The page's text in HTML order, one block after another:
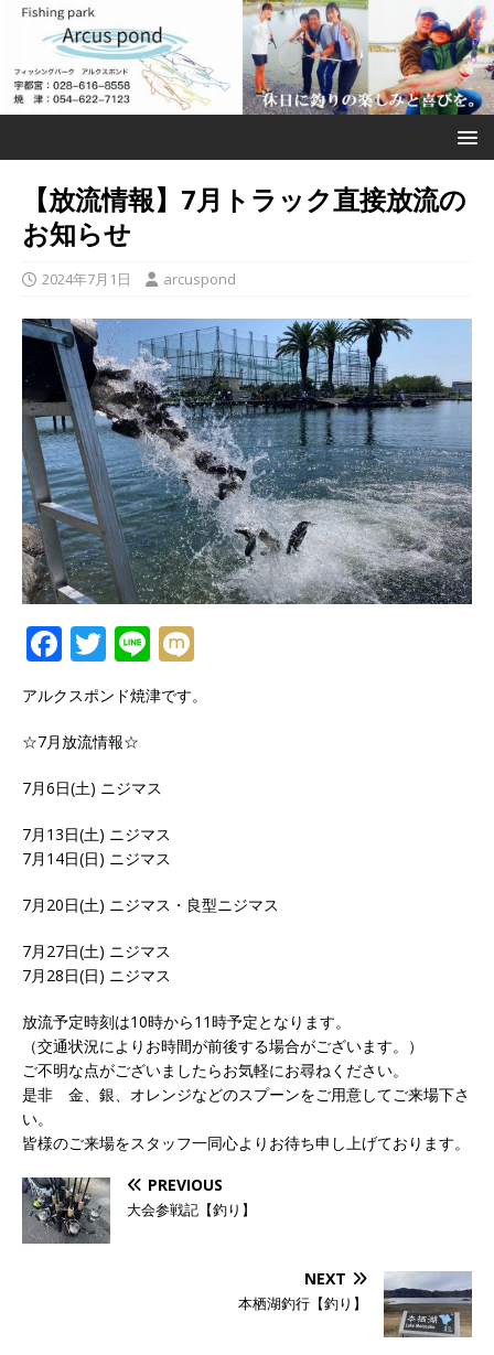
【放流情報】7月トラック直接放流の
お知らせ
2024年7月1日 arcuspond
F
a
c
e
b
o
o
k
T
w
it
te
r
Li
n
e i
アルクスポンド焼津です。
☆7月放流情報☆
7月6日(土) ニジマス
7月13日(土) ニジマス
7月14日(日) ニジマス
7月20日(土) ニジマス・良型ニジマス
7月27日(土) ニジマス
7月28日(日) ニジマス
放流予定時刻は10時から11時予定となります。
（交通状況によりお時間が前後する場合がございます。）
ご不明な点がございましたらお気軽にお尋ねください。
是非 金、銀、オレンジなどのスプーンをご用意してご来場下さ
い。
皆様のご来場をスタッフ一同心よりお待ち申し上げております。
PREVIOUS
大会参戦記【釣り】
NEXT
本栖湖釣行【釣り】